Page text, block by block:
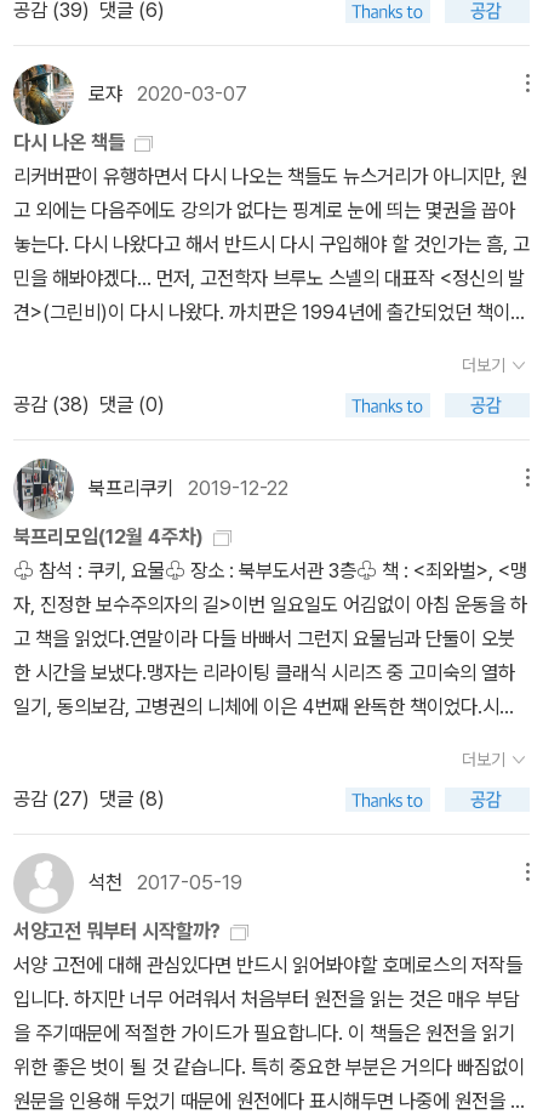
우스가 “신과 같은”이라고 묘사되거나, 아가멤논의 부인인 클뤼타임
네스트라와 사통하여 전장에서 돌아온 아가멤논을 살해한 아이기스
토스를 묘사하면서는 “흠 없는”이라는 표현이 쓰이기도 한다는 것이
다. 지은이는 바로 이것이 고대 서사시를 읽기 어렵게 만드는 점 중 하
나라고 지적하면서, 이를 구송시(oral poetry) 이론을 통하여 설명
한다. 호메로스의 서사시가 문자 없이 창작되어 오랜 세월 입에서 입
으로 전해졌으며, 가객은 운율에 맞는 부분들을 외우고 있다가 공연
마다 다르게 짜서 내놓았는데, 이때 문맥에 상관없이 운율만 맞으면
쓰이던 ‘공식구’들이 생겨나게 되었다는 것이다. 따라서 당대의 가객
들을 생각하면서 이런 공식구들을 본다면 이질감보다는 재미를 느낄
세우스 <오뒷세이아>의 맨 처음을 장식하고 있는 서시에서 주인공
알았”다고 서술되어 있다. 사실, 오뒷세우스의 모험 중에 ‘도시’라고
불릴 만한 곳은 두 곳(라이스트뤼고네스 인들의 땅과 나우시카아의
섬인 스케리아)뿐이었지만, 오뒷세우스가 돌아 다닌 여러 수준의 문
명을 가진 곳들을 모두 ‘도시’라고 보아 준다면 이 구절이 꼭 틀린 것
만은 아니라는 것이 지은이의 설명이다. 오뒷세우스의 여행이 여러
단계의 질서를 가진 여러 사회들을 순방한 것으로 보아야 한다는 것
이다. 서로 모이지도 않고(사회 조직의 정도가 낮고), 손님을 잡아먹
는 퀴클롭스들의 땅부터, 조직이 잘 된 평화로운 사회로 손님을 환대
면서, 오뒷세우스는 각각의 상대와 서로 얼마만 한 이해력과 분별을
갖추었는지를 시험하고 평가한다. 이렇게 여러 사회에서 여러 마음을
알아 본 영웅이 이제 무질서로 혼란한 고향 이타케로 돌아와, 다시 질
서 잡힌 사회를 재건한다는 것이다. 다른 한편으로 오뒷세우스의 모
험을 기원전 8세기 식민할 땅을 찾아 헤매던 희랍인들의 역사적 체험
이 담겨 있는 것으로 보는 입장도 있다. 실제로 이 작품에서 오뒷세우
스가 닿는 땅들에 대한 묘사는 대부분 좋은 항구를 갖추고 있고 먹을
것이 풍부한 좋은 식민지의 조건을 가지고 있는 것으로 묘사되기 때
문이다. 방문자들을 잡아먹는 퀴클롭스와, 방문자들을 환대하고 결혼
까지 권하는 파이아케스 인들을 대비시켜, 고대 희랍의 식민 개척자
들이 미지의 땅에서 만난 두 극단을 묘사한 것이라고 보는 것이다. 이
이나 선한용 역본입니다. 개신교인이시라면 선한용 역을, 가톨릭 분
이시라면 성염 역을 추천합니다(가장 권위 있는 건 성염 역이지만)<
고백록> 해설서로는, 가토 신로 선생이 쓴 <아우구스티누스 고백록
강의>가 좋습니다. 저도 도움을 많이 받았던 책입니다.선한용 선생이
쓴 <고백록 해설>은 안 읽었지만, 같이 리스트에 올려놓습니다. 다만
둘다 고백록 전체가 아니라 가토 선생은 10권까지만, 선한용 선생은
9권까지만 다룬 것이 아쉽습니다. <신국론> 혹은 <하나님의 도성>
은 최초의 역사철학서 혹은 역사신학서입니다. 그만큼 서양철학사와
서양신학사에서 중요한 텍스트라고 할 수 있습니다. 지금 읽어도 매
우 적확한 통찰들이 많습니다. '하나님 나라 신학'으로 유명한 김회권
고, 각 권마다 소결론을 붙여 한계와 의의를 덧붙입니다. 배경 정보도
잘 정리하여 <신국론>과 동시에 읽으면 좋을 것입니다.4. 공자 <논
어> <논어>는 정말 번역본이 많죠. 어디까지나 제 주관으로 읽어볼
만한 번역을 추려보았습니다. 이기동의 <논어강설>은 주희의 해석에
만 매달리지 않았다는 평가를 받습니다. 미야자키 이치사다는 90년
대 세계적인 중국사 연구가였죠. 리링은 고문헌학, 고고학, 고문자학
에 정통한 학자라고 합니다. 배병삼의 논어 해석도 매우 인상적이었
습니다. 각각 동양철학 연구자, 역사학자, 고문헌학자, 유교 정치사상
겠습니다. 이토 진사이는 오규 소라이와 함께 에도 시대 일본에서 가
장 중요한 철학자입니다. 그는 '仁'(사랑)을 바탕으로 공자 사상의 진
의를 재해석하며, 주자학을 비판합니다. 참고할만한 해석이라 생각하
이 많이 나와있습니다. 그중에서 읽어볼만한 번역은,노자 철학을 이
해하는 데 필수적인 왕필 주가 수록된 김학목 역과 임헌규 역, 이강수
역, 리링입니다. 임현규 역은 왕필 주는 없지만, 죽간본 번역되어 도움
이 됩니다. 그리고 해제까지 충실하여 다른 해설서 대신에 이 책을 읽
을 것을 추천합니다. 리링의 <노자>도 참고하면 좋은 해설서라고 생
각합니다. 6. 후쿠자와 유키치 <문명론 개략> 후쿠자와 유키치는 일
본 근대에서 가장 중요한 사상가라고 할 수 있습니다.<문명론 개략>
은 메이지유신으로 국가 체제에 큰 변혁이 생기고, 문명화를 위해 나
춘다면, 우리는 오이디푸스가 풀었던 수수께끼의 답(答)에 가까이 갈
수 있을 것이다. 마치 연어와도 같은 우리의 삶. 추상적인 인생(人生)
이라는 주제는 <일리아스>에서 신(神)에 의해 무구(武具)에 새겨
지면서 구체화되고 이를 통해 우리는 일상으로 실현된 운명을 볼 수
있다. 라이오스가 통치할 때 큰 재앙이 테바이를 엄습했다. 헤라가
스핑크스(Sphinx)를 보냈기 때문이다. 스핑크스의 어머니는 에키드
나이고 아버지는 튀폰이었는데 그녀는 여자 얼굴과 사자의 가슴과 발
과 꼬리, 새의 날개를 갖고 있었다. 그녀는 무사 여신들한테 수수께끼
를 냈다. 그 수수께끼란, 목소리는 하나뿐이지만 처음에는 발이 네 개
인데 그 다음에는 두 개가 되었다가 그 다음에는 세 개가 되는 것이 무
엇이냐는 것이었다... 오이디푸스는 그것을 듣고 수수께끼를 풀었으
니 그의 말인즉 스핑크스의 수수께끼는 사람을 의미한다는 것이었다.
왜냐하면 사람은 어린아이 때는 사지로 기니까 발이 네 개고 어른이
되면 두 발로 다니고 늘그막에는 그 밖에도 지팡이를 셋째 발로 의지
하기 때문이라는 것이었다. _ 아폴로도스, <원전으로 읽는 그리스 신
화>, 제3권 8, p210 <일리아스>에서 헤파이스토스가 아킬레우스를
위해 만들었던 방패. 그 안에 구체적으로 새겨진 인생의 모습. 이는 우
리의 삶이 인생에 형상화된 것을 의미하는 것이 아닐까. 또한, 아킬레
우스와 함께 전장(戰場)으로 가는 방패와 그 안에 새겨진 삶은 바로
겨진 삶은 가치를 잃고 번민하는 인생의 좌절일 수도 있겠다는 생각
이 든다. 마지막으로, 아킬레우스 사후에 이 방패를 갖게되는 오뒷세
우스의 귀환과 함께 삶이라는 전쟁도 끝나는 것은 아닐까. 시인(詩
人)이 실제 <오뒷세우스> <일리아스>를 통해 삶의 치열함을 이야
기하고자 했는지는 잘 모르겠다. 그렇지만, 코로나 19로 인해 격랑에
시달리며 일상으로의 복귀를 꿈꾸는 요즈음에는 이런 모습으로 다가
온다. 언젠가 다시 <일리아스> <오뒷세이아>를 읽는다면 분명 다른
에 그는 대지와 하늘과 바다와 지칠 줄 모르는 태양과 만월(滿月)을
젊은이들을 죽인 뒤 일리오스 앞에서 영광스런 헥토르의 창에 죽게
될 것이오. 그러면 또 고귀한 아킬레우스가 그 때문에 화가 나서 헥토
르를 죽일 것이오._호메로스, <일리아스>, 15권 59 ~ 68 호메로
스(Homeros, BC 8세기 ? )의 <일리아스 Ilias>를 처음 읽게 된다
면 먼저 두 가지 점에서 놀라게 된다. 10년간 이뤄진 '트로이 전쟁' 중
불과 며칠을 다루고 있기에 많은 이야기들이 빠져 있다는 사실과 해
부학 강의를 연상시키는 전투의 잔혹한 묘사는 의외로 다가온다. 또
한, 거창한 수식어를 잔뜩 달고 등장한 이름도 낯선 이들이 한 칼에 쓰
러지고 무대 뒤로 사라지는 전투의 혼란스로운 상황은 작품 내내 지
속된다. 때문에 독자들은 23권 파트로클로스의 장례식 전까지 전장
의 혼란스러운 상황에 버려져 있는 느낌을 받는다. 이런 상황에서 강
재진의 <호메로스의 <일리아스>읽기>는 전투의 혼란스런 상황에
로스의 출정과 사르페돈의 죽음, 그리고 파트로클로스의 죽음에 뒤이
은 아킬레우스의 출정, 헥토르의 죽음과, 아마도 목마 계략에 의한 일
리오스의 함락이 모두 언급되었다. 제우스는 이렇게 해서, 테티스가
청하고 자기가 약속한 것을 이루리라고 덧붙인다. 이런 식으로 아킬
레우스의 소망을 이루리라고. 하지만 파트로클로스가 죽는 것은 아킬
레우스가 바랐던 것이 아니다. 그리고 여기 한 가지 미래의 중요한 사
건이 언급되지 않았으니, 바로 아킬레우스 자신의 죽음이다._ 강대진,
<호메로스의 <일리아스>읽기>, p362 노래하소서, 여신이여! 펠레
많은 고통을 가져다주었으며 숱한 영웅들의 굳센 혼백들을 하데스에
게 보내고 그들 자신은 개들과 온갖 새들의 먹이가 되게 한 그 잔혹한
분노를!_호메로스, <일리아스>, 1권 1 ~ 5 아킬레우스가 어머니에
게 탄원하는 첫 마디는, 이 작품에서 풀어야 하는 아킬레우스의 문제
중 하나와 연관되어 있다. '어머니, 당신은 나를 단명하도록 낳아 주셨
으니'(1:352). 이 작품은 인간들이 죽음이라는 운명을 어떻게 수용하
게 되었는지 보여 준다._ 강대진, <호메로스의 <일리아스>읽기>, p
74 널리 알려진 대로 <일리아스>는 아킬레우스의 '분노'로 시작하지
만 끝까지 이어지지는 않는다. 전우 파트로클로스가 죽은 이후 그는
아가멤논에 대한 분노를 접고 복수를 맹세한다. 신의 아들 아킬레우
스는 파트로클로스의 복수가 어떤 결과를 가져오는지를 잘 알고 있
공감 (39) 댓글 (6)
로쟈 2020-03-07
다시 나온 책들
리커버판이 유행하면서 다시 나오는 책들도 뉴스거리가 아니지만, 원
고 외에는 다음주에도 강의가 없다는 핑계로 눈에 띄는 몇권을 꼽아
놓는다. 다시 나왔다고 해서 반드시 다시 구입해야 할 것인가는 흠, 고
민을 해봐야겠다... 먼저, 고전학자 브루노 스넬의 대표작 <정신의 발
견>(그린비)이 다시 나왔다. 까치판은 1994년에 출간되었던 책이
<파이데이아>, 헤르만 프랭켈의 <초기 희랍의 문학과 철학>과 더불
어 20세기 서양고전문헌학 연구를 대표하는 3대 연구서 중 하나로
일컬어진다. <정신의 발견>은 1989년 우리나라에서 희랍문학과 로
마문학의 연구가 본격적으로 시작된 이래 전공자들이 가장 열심히 읽
은 책이며, 언어 속에 ‘인간 정신의 구조’가 마련되어 있음을 밝혀낸
책이라는 평가를 받는다.' 소개에서 언급된 <파이데이아>는 지난해
부터 번역본이 나오기 시작했고, <초기 희랍의 문학과 철학>은 진즉
번역되었다. 세 번역 모두 김남우 박사가 번역에 참여한 공통점이 있
다. 고전 리라이팅 시리즈 가운데 강대진 박사의 <호메로스의 '오뒷
세이아' 읽기>(그린비)도 이번에 개정판이 나왔다. 앞서 <일리아스
읽기> 개정판이 나왔던 것과 같은 맥락. 두 권 모두 호메로스 서사시
에 대한 친절한 가이드북으로 활용할 수 있다. <일리아스 읽기>는 오
래 전 <일리아스> 강의 때 도움을 받았던 책이기도 하다. 신학자이
만에 개정판이 나왔다. '지난 10년간 가장 많이 읽힌 논리 베스트셀
러, 설득력 높은 말하기와 글쓰기 비법을 알려주는 실용적인 논리학
교양서 <설득의 논리학>의 개정증보판. 인문학 전 분야를 넘나들며
철학의 대중화를 이끈 저자는 현대인의 삶의 키워드인 ‘설득’에 초점
을 맞춰 논리학 이야기를 체계적이고 이해하기 쉽게 풀어나간다.'당장
눈에 띄는 책들만 골라보았다...20. 03. 07.
더보기
공감 (38) 댓글 (0)
북프리쿠키 2019-12-22
북프리모임(12월 4주차)
♧ 참석 : 쿠키, 요물♧ 장소 : 북부도서관 3층♧ 책 : <죄와벌>, <맹
자, 진정한 보수주의자의 길>이번 일요일도 어김없이 아침 운동을 하
고 책을 읽었다.연말이라 다들 바빠서 그런지 요물님과 단둘이 오붓
한 시간을 보냈다.맹자는 리라이팅 클래식 시리즈 중 고미숙의 열하
일기, 동의보감, 고병권의 니체에 이은 4번째 완독한 책이었다.시리
오질 않는다. ▶ 요물님이 찍어준 사진▶ 현재 모은 리라이팅클래식
시리즈(빨간하트는 5점, 파랑색은 그 이하로 표시해둠)완독한 4권을
개인적인 평점 순으로 줄 세우라면 고병권 <니체...> → 고미숙 <열
하일기...> → 고미숙 <동의보감> → 이혜경 <맹자...> 순이 되겠다.
맹자는 다루는 내용 자체가 좀 평이해서 기대치에 못 미쳤다.아래는
리라이팅클래식 시리즈 총 16권이니 참고하시기 바랍니다.(※ 6편 -
논어에 대한 책이 아직 출판 안되었는데, 아마 안 나올수도 있을 듯 합
니다.)
더보기
공감 (27) 댓글 (8)
석천 2017-05-19
서양고전 뭐부터 시작할까?
서양 고전에 대해 관심있다면 반드시 읽어봐야할 호메로스의 저작들
입니다. 하지만 너무 어려워서 처음부터 원전을 읽는 것은 매우 부담
을 주기때문에 적절한 가이드가 필요합니다. 이 책들은 원전을 읽기
위한 좋은 벗이 될 것 같습니다. 특히 중요한 부분은 거의다 빠짐없이
원문을 인용해 두었기 때문에 원전에다 표시해두면 나중에 원전을 읽